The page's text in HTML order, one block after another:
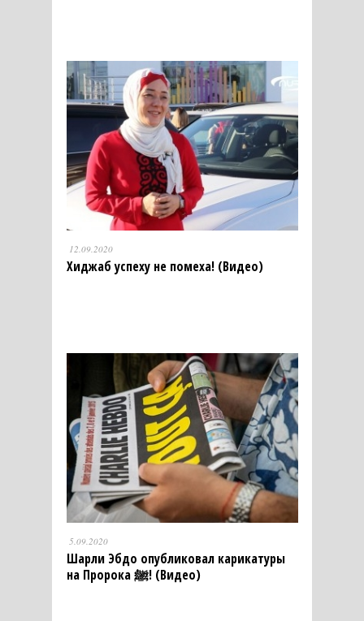
12.09.2020
Хиджаб успеху не помеха! (Видео)
5.09.2020
Шарли Эбдо опубликовал карикатуры
на Пророка ﷺ! (Видео)